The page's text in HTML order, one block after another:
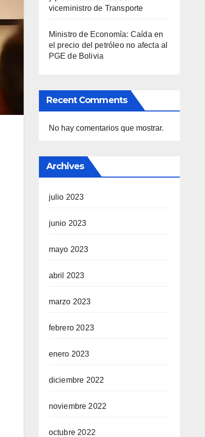
viceministro de Transporte
Ministro de Economía: Caída en
el precio del petróleo no afecta al
PGE de Bolivia
Recent Comments
No hay comentarios que mostrar.
Archives
julio 2023
junio 2023
mayo 2023
abril 2023
marzo 2023
febrero 2023
enero 2023
diciembre 2022
noviembre 2022
octubre 2022